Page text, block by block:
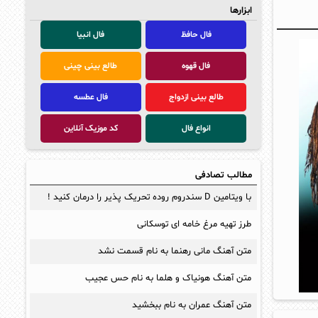
ابزارها
فال حافظ فال انبیا
فال قهوه طالع بینی چینی
طالع بینی ازدواج فال عطسه
انواع فال کد موزیک آنلاین
مطالب تصادفی
با ویتامین D سندروم روده تحریک پذیر را درمان کنید !
طرز تهیه مرغ خامه ای توسکانی
متن آهنگ مانی رهنما به نام قسمت نشد
متن آهنگ هونیاک و هلما به نام حس عجیب
متن آهنگ عمران به نام ببخشید